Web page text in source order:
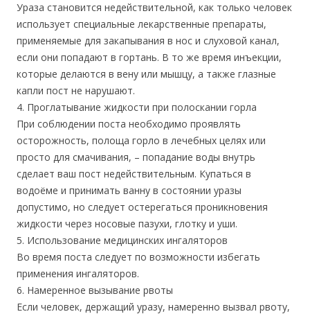
Ураза становится недействительной, как только человек
использует специальные лекарственные препараты,
применяемые для закапывания в нос и слуховой канал,
если они попадают в гортань. В то же время инъекции,
которые делаются в вену или мышцу, а также глазные
капли пост не нарушают.
4. Проглатывание жидкости при полоскании горла
При соблюдении поста необходимо проявлять
осторожность, полоща горло в лечебных целях или
просто для смачивания, – попадание воды внутрь
сделает ваш пост недействительным. Купаться в
водоёме и принимать ванну в состоянии уразы
допустимо, но следует остерегаться проникновения
жидкости через носовые пазухи, глотку и уши.
5. Использование медицинских ингаляторов
Во время поста следует по возможности избегать
применения ингаляторов.
6. Намеренное вызывание рвоты
Если человек, держащий уразу, намеренно вызвал рвоту,